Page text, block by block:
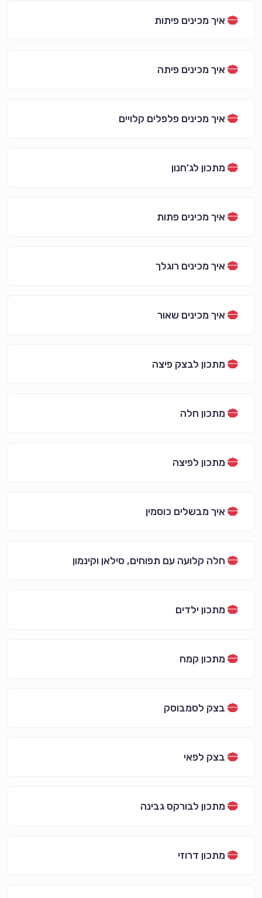
איך מכינים פיתות
איך מכינים פיתה
איך מכינים פלפלים קלויים
מתכון לג'חנון
איך מכינים פתות
איך מכינים רוגלך
איך מכינים שאור
מתכון לבצק פיצה
מתכון חלה
מתכון לפיצה
איך מבשלים כוסמין
חלה קלועה עם תפוחים, סילאן וקינמון
מתכון ילדים
מתכון קמח
בצק לסמבוסק
בצק לפאי
מתכון לבורקס גבינה
מתכון דרוזי